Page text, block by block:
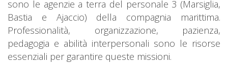
sono le agenzie a terra del personale 3 (Marsiglia,
Bastia e Ajaccio) della compagnia marittima.
Professionalità, organizzazione, pazienza,
pedagogia e abilità interpersonali sono le risorse
essenziali per garantire queste missioni.